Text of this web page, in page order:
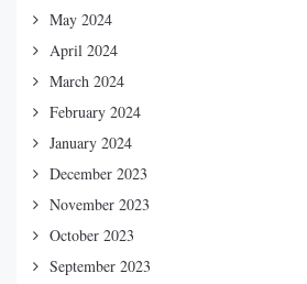
May 2024
April 2024
March 2024
February 2024
January 2024
December 2023
November 2023
October 2023
September 2023